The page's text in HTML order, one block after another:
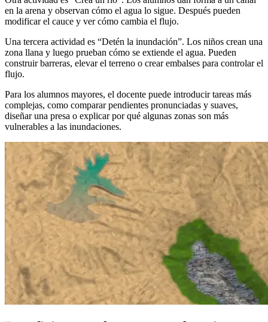
en la arena y observan cómo el agua lo sigue. Después pueden
modificar el cauce y ver cómo cambia el flujo.
Una tercera actividad es “Detén la inundación”. Los niños crean una
zona llana y luego prueban cómo se extiende el agua. Pueden
construir barreras, elevar el terreno o crear embalses para controlar el
flujo.
Para los alumnos mayores, el docente puede introducir tareas más
complejas, como comparar pendientes pronunciadas y suaves,
diseñar una presa o explicar por qué algunas zonas son más
vulnerables a las inundaciones.